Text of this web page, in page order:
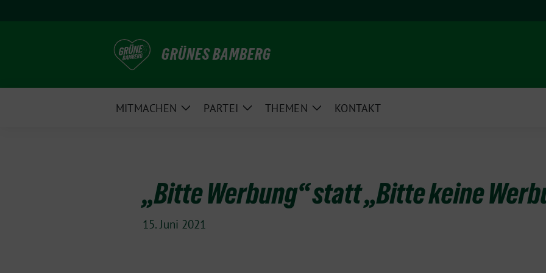
GRÜNES BAMBERG
MITMACHEN
ZeigePARTEI
ZeigeTHEMEN
ZeigeKONTAKT
„Bitte Werbung“ statt „Bitte keine
15. Juni 2021